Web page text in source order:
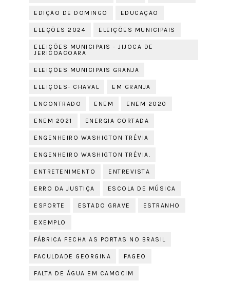
EDIÇÃO DE DOMINGO EDUCAÇÃO
ELEÇÕES 2024 ELEIÇÕES MUNICIPAIS
ELEIÇÕES MUNICIPAIS - JIJOCA DE
JERICOACOARA
ELEIÇÕES MUNICIPAIS GRANJA
ELEIÇÕES- CHAVAL EM GRANJA
ENCONTRADO ENEM ENEM 2020
ENEM 2021 ENERGIA CORTADA
ENGENHEIRO WASHIGTON TRÉVIA
ENGENHEIRO WASHIGTON TRÉVIA.
ENTRETENIMENTO ENTREVISTA
ERRO DA JUSTIÇA ESCOLA DE MÚSICA
ESPORTE ESTADO GRAVE ESTRANHO
EXEMPLO
FÁBRICA FECHA AS PORTAS NO BRASIL
FACULDADE GEORGINA FAGEO
FALTA DE ÁGUA EM CAMOCIM